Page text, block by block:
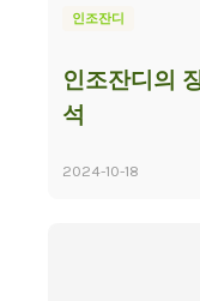
인조잔디
인조잔디의
석
2024-10-18